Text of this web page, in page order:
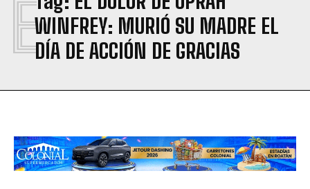
WINFREY: MURIÓ SU MADRE EL
DÍA DE ACCIÓN DE GRACIAS
E